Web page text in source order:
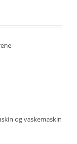
og vaskemaskin